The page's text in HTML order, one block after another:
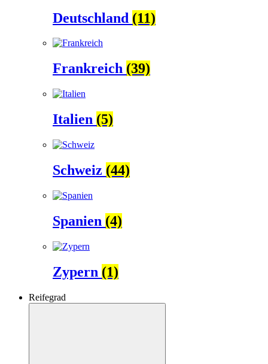
Deutschland (11)
Frankreich (39)
Italien (5)
Schweiz (44)
Spanien (4)
Zypern (1)
Reifegrad